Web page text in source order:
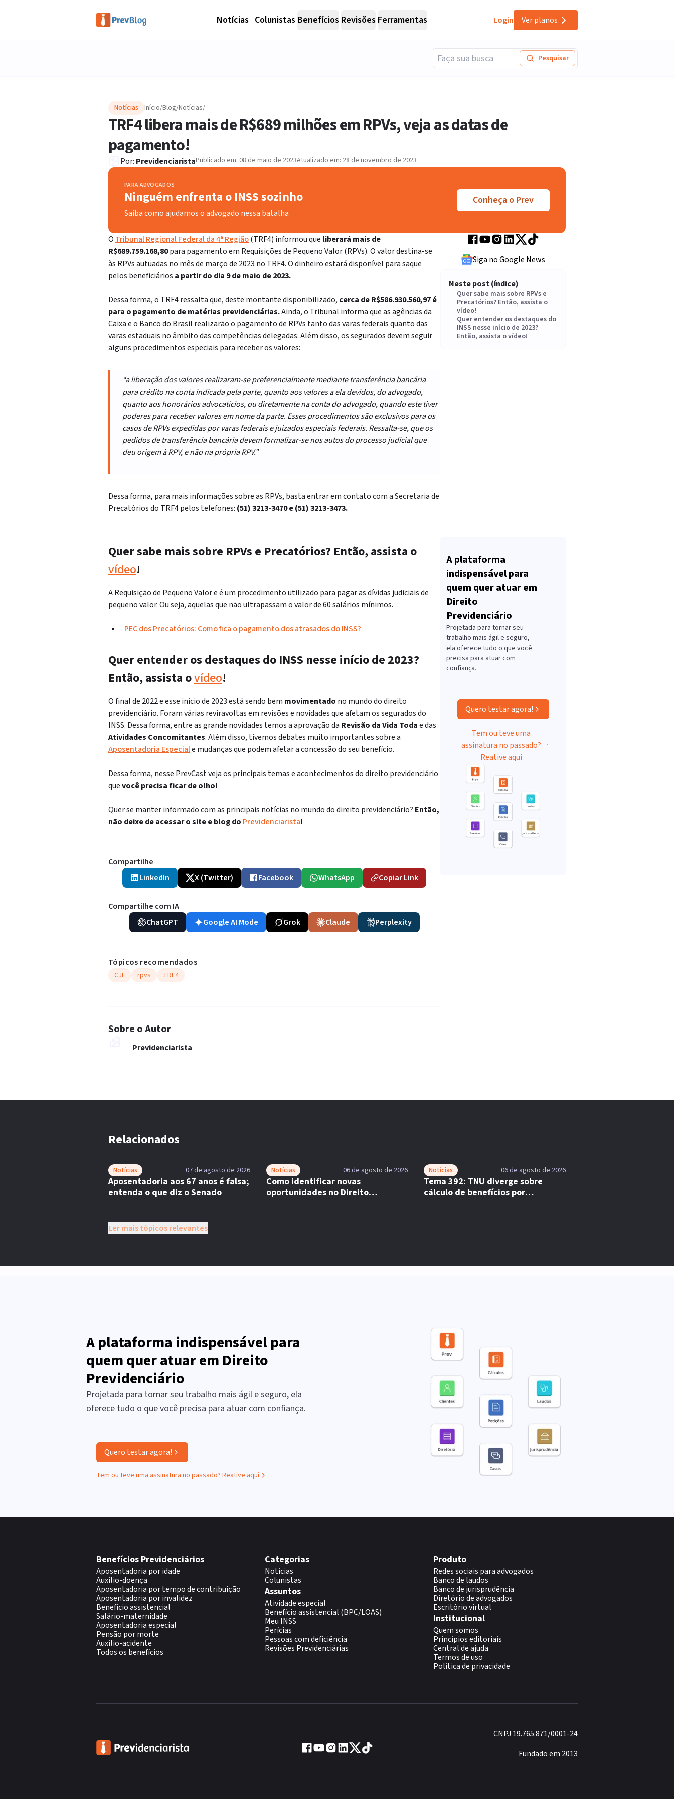
Notícias Colunistas Benefícios Revisões Ferramentas Login Ver planos
Pesquisar
Notícias Início/Blog/Notícias/
TRF4 libera mais de R$689 milhões em RPVs, veja as datas de
pagamento!
Por: PrevidenciaristaPublicado em: 08 de maio de 2023Atualizado em: 28 de novembro de 2023
PARA ADVOGADOS
Ninguém enfrenta o INSS sozinho
Saiba como ajudamos o advogado nessa batalha
Conheça o Prev
O Tribunal Regional Federal da 4ª Região(TRF4) informou que liberará mais de
R$689.759.168,80para pagamento em Requisições de Pequeno Valor (RPVs). O valor destina-se
às RPVs autuadas no mês de março de 2023 no TRF4. O dinheiro estará disponível para saque
pelos beneficiários a partir do dia 9 de maio de 2023.
Dessa forma, o TRF4 ressalta que, deste montante disponibilizado, cerca de R$586.930.560,97é
para o pagamento de matérias previdenciárias.Ainda, o Tribunal informa que as agências da
Caixa e o Banco do Brasil realizarão o pagamento de RPVs tanto das varas federais quanto das
varas estaduais no âmbito das competências delegadas. Além disso, os segurados devem seguir
alguns procedimentos especiais para receber os valores:
“a liberação dos valores realizaram-se preferencialmente mediante transferência bancária
para crédito na conta indicada pela parte, quanto aos valores a ela devidos, do advogado,
quanto aos honorários advocatícios, ou diretamente na conta do advogado, quando este tiver
poderes para receber valores em nome da parte. Esses procedimentos são exclusivos para os
casos de RPVs expedidas por varas federais e juizados especiais federais. Ressalta-se, que os
pedidos de transferência bancária devem formalizar-se nos autos do processo judicial que
deu origem à RPV, e não na própria RPV.”
Dessa forma, para mais informações sobre as RPVs, basta entrar em contato com a Secretaria de
Precatórios do TRF4 pelos telefones: (51) 3213-3470 e (51) 3213-3473.
Siga no Google News
Neste post (índice)
Quer sabe mais sobre RPVs e
Precatórios? Então, assista o
vídeo!
Quer entender os destaques do
INSS nesse início de 2023?
Então, assista o vídeo!
Quer sabe mais sobre RPVs e Precatórios? Então, assista o
vídeo!
A Requisição de Pequeno Valor e é um procedimento utilizado para pagar as dívidas judiciais de
pequeno valor. Ou seja, aquelas que não ultrapassam o valor de 60 salários mínimos.
PEC dos Precatórios: Como fica o pagamento dos atrasados do INSS?
Quer entender os destaques do INSS nesse início de 2023?
Então, assista ovídeo!
O final de 2022 e esse início de 2023 está sendo bem movimentado no mundo do direito
previdenciário. Foram várias reviravoltas em revisões e novidades que afetam os segurados do
INSS. Dessa forma, entre as grande novidades temos a aprovação da Revisão da Vida Todae das
Atividades Concomitantes. Além disso, tivemos debates muito importantes sobre a
Aposentadoria Especiale mudanças que podem afetar a concessão do seu benefício.
Dessa forma, nesse PrevCast veja os principais temas e acontecimentos do direito previdenciário
quevocê precisa ficar de olho!
Quer se manter informado com as principais notícias no mundo do direito previdenciário? Então,
não deixe de acessar o site e blog do Previdenciarista!
Compartilhe
LinkedIn
X (Twitter) Facebook WhatsApp Copiar Link
Compartilhe com IA
ChatGPT
Google AI Mode Grok Claude Perplexity
Tópicos recomendados
CJF rpvs TRF4
Sobre o Autor
Previdenciarista
A plataforma
indispensável para
quem quer atuar em
Direito
Previdenciário
Projetada para tornar seu
trabalho mais ágil e seguro,
ela oferece tudo o que você
precisa para atuar com
confiança.
Quero testar agora!
Tem ou teve uma
assinatura no passado?
Reative aqui
Relacionados
Notícias 07 de agosto de 2026
Aposentadoria aos 67 anos é falsa;
entenda o que diz o Senado
Notícias 06 de agosto de 2026
Como identificar novas
oportunidades no Direito
Notícias 06 de agosto de 2026
Tema 392: TNU diverge sobre
cálculo de benefícios por
Ler mais tópicos relevantes
A plataforma indispensável para
quem quer atuar em Direito
Previdenciário
Projetada para tornar seu trabalho mais ágil e seguro, ela
oferece tudo o que você precisa para atuar com confiança.
Quero testar agora!
Tem ou teve uma assinatura no passado? Reative aqui
Benefícios Previdenciários
Aposentadoria por idade
Auxilio-doença
Aposentadoria por tempo de contribuição
Aposentadoria por invalidez
Benefício assistencial
Salário-maternidade
Aposentadoria especial
Pensão por morte
Auxílio-acidente
Todos os benefícios
Categorias
Notícias
Colunistas
Assuntos
Atividade especial
Benefício assistencial (BPC/LOAS)
Meu INSS
Perícias
Pessoas com deficiência
Revisões Previdenciárias
Produto
Redes sociais para advogados
Banco de laudos
Banco de jurisprudência
Diretório de advogados
Escritório virtual
Institucional
Quem somos
Princípios editoriais
Central de ajuda
Termos de uso
Política de privacidade
CNPJ 19.765.871/0001-24
Fundado em 2013